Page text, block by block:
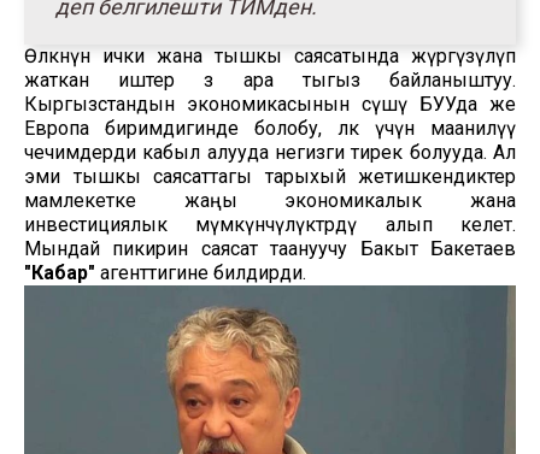
деп белгилешти ТИМден.
Өлкөнүн ички жана тышкы саясатында жүргүзүлүп
жаткан иштер өз ара тыгыз байланыштуу.
Кыргызстандын экономикасынын өсүшү БУУда же
Европа биримдигинде болобу, өлкө үчүн маанилүү
чечимдерди кабыл алууда негизги тирек болууда. Ал
эми тышкы саясаттагы тарыхый жетишкендиктер
мамлекетке жаңы экономикалык жана
инвестициялык мүмкүнчүлүктөрдү алып келет.
Мындай пикирин саясат таануучу Бакыт Бакетаев
"Кабар" агенттигине билдирди.